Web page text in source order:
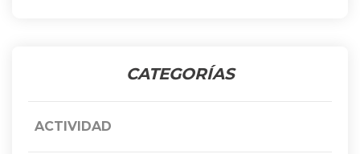
CATEGORÍAS
ACTIVIDAD